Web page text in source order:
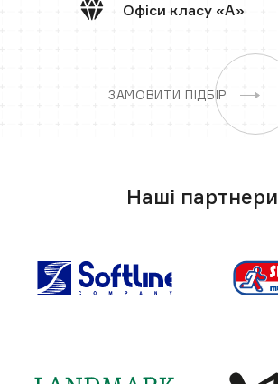
Офіси класу «А»
ЗАМОВИТИ ПІДБІР
Наші партнери